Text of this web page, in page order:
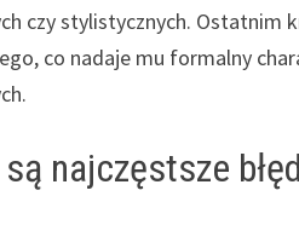
czy stylistycznych. Ostatnim
co nadaje mu formalny
najczęstsze